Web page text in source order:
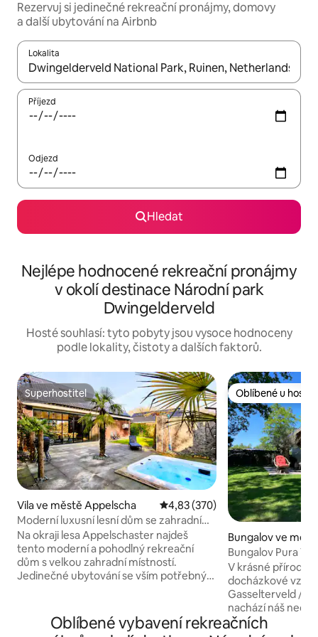
Rezervuj si jedinečné rekreační pronájmy, domovy
a další ubytování na Airbnb
Lokalita
Až budou výsledky k dispozici, můžeš si je procházet pomocí
Příjezd
Odjezd
Hledat
Nejlépe hodnocené rekreační pronájmy
v okolí destinace Národní park
Dwingelderveld
Hosté souhlasí: tyto pobyty jsou vysoce hodnoceny
podle lokality, čistoty a dalších faktorů.
Superhostitel
Superhostitel
Vila ve městě Appelscha Průměrné hodnocení 4,83 z 5,
4,83 (370)
Moderní luxusní lesní dům se zahradními
pokoji, barem a vířivkou
Na okraji lesa Appelschaster najdeš
tento moderní a pohodlný rekreační
dům s velkou zahradní místností.
Jedinečné ubytování se vším potřebným
kávovarem a kombinovanou
mikrovlnnou troubou. Ubytování má
Oblíbené u hostů
Oblíbené u hostů
Bungalov ve
e
Bungalov Pura
přírodní rezervaci
V krásné přírodní
docházkové
Gasselterveld / 't
nachází náš
rekreační dům v
Oblíbené vybavení rekreačních